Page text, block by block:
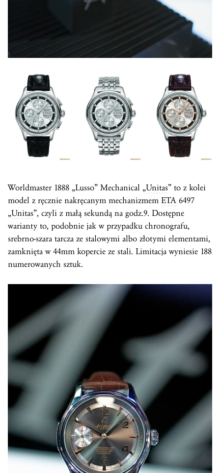
Worldmaster 1888 „Lusso” Mechanical „Unitas” to z kolei
model z ręcznie nakręcanym mechanizmem ETA 6497
„Unitas”, czyli z małą sekundą na godz.9. Dostępne
warianty to, podobnie jak w przypadku chronografu,
srebrno-szara tarcza ze stalowymi albo złotymi elementami,
zamknięta w 44mm kopercie ze stali. Limitacja wyniesie 188
numerowanych sztuk.